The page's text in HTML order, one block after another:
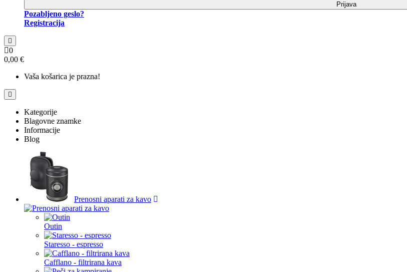
Prijava
Pozabljeno geslo?
Registracija
0
0,00 €
Vaša košarica je prazna!
Kategorije
Blagovne znamke
Informacije
Blog
Prenosni aparati za kavo
Outin
Staresso - espresso
Cafflano - filtrirana kava